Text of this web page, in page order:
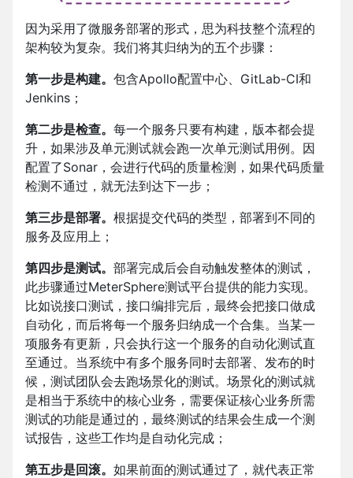
因为采用了微服务部署的形式，思为科技整个流程的
架构较为复杂。我们将其归纳为的五个步骤：
第一步是构建。 包含Apollo配置中心、GitLab-CI和
Jenkins；
第二步是检查。 每一个服务只要有构建，版本都会提
升，如果涉及单元测试就会跑一次单元测试用例。因
配置了Sonar，会进行代码的质量检测，如果代码质量
检测不通过，就无法到达下一步；
第三步是部署。 根据提交代码的类型，部署到不同的
服务及应用上；
第四步是测试。 部署完成后会自动触发整体的测试，
此步骤通过MeterSphere测试平台提供的能力实现。
比如说接口测试，接口编排完后，最终会把接口做成
自动化，而后将每一个服务归纳成一个合集。当某一
项服务有更新，只会执行这一个服务的自动化测试直
至通过。当系统中有多个服务同时去部署、发布的时
候，测试团队会去跑场景化的测试。场景化的测试就
是相当于系统中的核心业务，需要保证核心业务所需
测试的功能是通过的，最终测试的结果会生成一个测
试报告，这些工作均是自动化完成；
第五步是回滚。 如果前面的测试通过了，就代表正常